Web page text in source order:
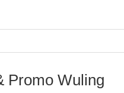
Promo Wuling